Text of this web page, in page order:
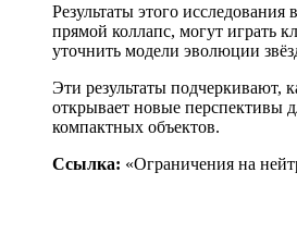
Результаты этого
прямой коллапс, могут играть
уточнить модели эволюции
Эти результаты подчеркивают,
открывает новые перспективы
компактных объектов.
Ссылка: «Ограничения на